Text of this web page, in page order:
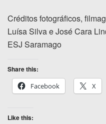
Créditos fotográficos,
Luísa Silva e José Cara
ESJ Saramago
Share this:
Facebook
X
Like this: